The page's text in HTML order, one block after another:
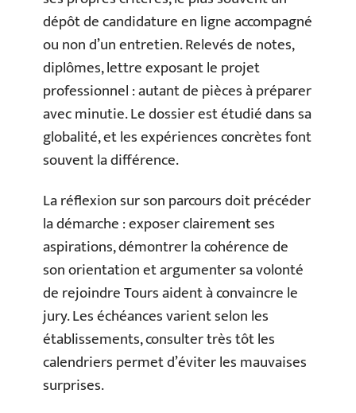
dépôt de candidature en ligne accompagné
ou non d’un entretien. Relevés de notes,
diplômes, lettre exposant le projet
professionnel : autant de pièces à préparer
avec minutie. Le dossier est étudié dans sa
globalité, et les expériences concrètes font
souvent la différence.
La réflexion sur son parcours doit précéder
la démarche : exposer clairement ses
aspirations, démontrer la cohérence de
son orientation et argumenter sa volonté
de rejoindre Tours aident à convaincre le
jury. Les échéances varient selon les
établissements, consulter très tôt les
calendriers permet d’éviter les mauvaises
surprises.